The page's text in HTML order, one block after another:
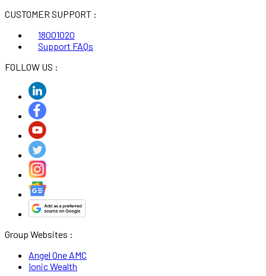
CUSTOMER SUPPORT :
18001020
Support FAQs
FOLLOW US :
Group Websites :
Angel One AMC
Ionic Wealth